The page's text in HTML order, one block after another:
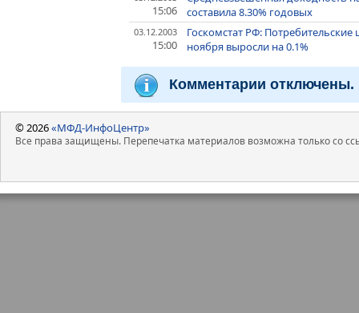
15:06
составила 8.30% годовых
03.12.2003
15:00
Госкомстат РФ:
ноября выросли на 0.1%
Комментарии отключены.
© 2026«МФД-ИнфоЦентр»
Все права защищены. Перепечатка материалов возможна только со